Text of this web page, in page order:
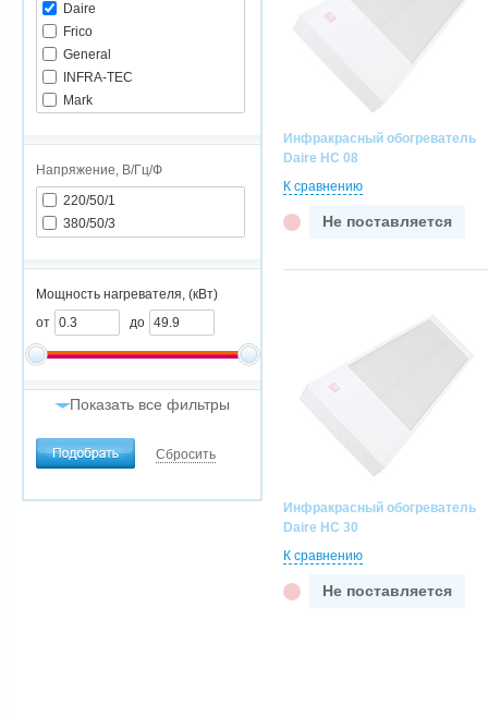
Daire
Frico
General
INFRA-TEC
Mark
Noirot
Stiebel Eltron
Venterra
Арктос
Тропик
Напряжение, В/Гц/Ф
220/50/1
380/50/3
Мощность нагревателя, (кВт)
от
до
Показать все фильтры
Источник тепла
Сбросить
Инфракрасный обогреватель
Daire HC 08
К сравнению
Не поставляется
Инфракрасный обогреватель
Daire HC 30
К сравнению
Не поставляется